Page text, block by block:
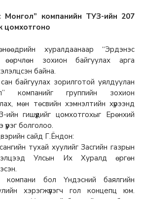
Монгол” компанийн ТУЗ-ийн 207
цомхотгоно
хуралдаанаар “Эрдэнэс
зохион байгуулах арга
байна.
байгуулах зорилготой уялдуулан
компанийг группийн зохион
мөн төсвийн хэмнэлтийн хүрээнд
гишүүдийг цомхотгохыг Ерөнхий
болголоо.
сайд Г.Ёндон:
тухай хуулийг Засгийн газрын
Улсын Их Хуралд өргөн
компани бол Үндэсний баялгийн
хэрэгжүүлэгч гол концепц юм.